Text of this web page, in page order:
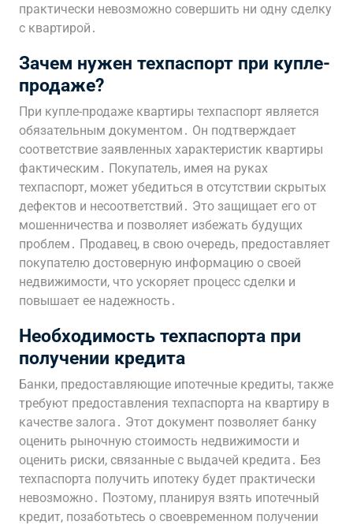
практически невозможно совершить ни одну сделку
с квартирой․
Зачем нужен техпаспорт при купле-
продаже?
При купле-продаже квартиры техпаспорт является
обязательным документом․ Он подтверждает
соответствие заявленных характеристик квартиры
фактическим․ Покупатель, имея на руках
техпаспорт, может убедиться в отсутствии скрытых
дефектов и несоответствий․ Это защищает его от
мошенничества и позволяет избежать будущих
проблем․ Продавец, в свою очередь, предоставляет
покупателю достоверную информацию о своей
недвижимости, что ускоряет процесс сделки и
повышает ее надежность․
Необходимость техпаспорта при
получении кредита
Банки, предоставляющие ипотечные кредиты, также
требуют предоставления техпаспорта на квартиру в
качестве залога․ Этот документ позволяет банку
оценить рыночную стоимость недвижимости и
оценить риски, связанные с выдачей кредита․ Без
техпаспорта получить ипотеку будет практически
невозможно․ Поэтому, планируя взять ипотечный
кредит, позаботьтесь о своевременном получении